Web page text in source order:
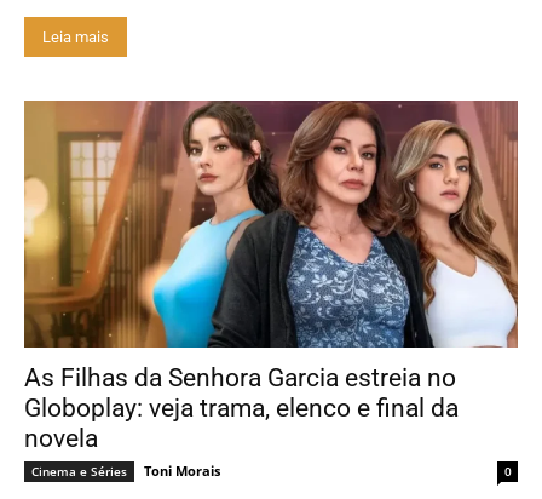
Leia mais
As Filhas da Senhora Garcia estreia no
Globoplay: veja trama, elenco e final da
novela
Cinema e Séries Toni Morais 0